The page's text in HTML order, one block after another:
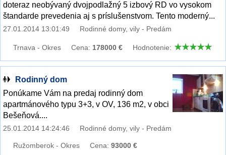
doteraz neobývaný dvojpodlažný 5 izbový RD vo vysokom
štandarde prevedenia aj s príslušenstvom. Tento moderný...
27.01.2014 13:01:49 Rodinné domy, vily - Predám
Trnava - Okres Cena: 178000 € Hodnotenie:
Rodinný dom
Ponúkame Vám na predaj rodinný dom
apartmánového typu 3+3, v OV, 136 m2, v obci
Bešeňová....
25.01.2014 14:24:46 Rodinné domy, vily - Predám
Ružomberok - Okres Cena: 93000 €